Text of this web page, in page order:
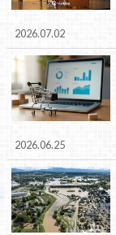
2026.07.02
2026.06.25